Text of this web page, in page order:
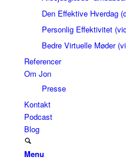
Den Effektive Hverdag
Personlig Effektivitet
Bedre Virtuelle Møder
Referencer
Om Jon
Presse
Kontakt
Podcast
Blog
Menu